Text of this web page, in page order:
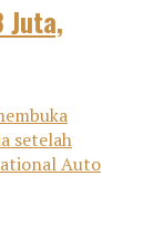
Juta,
setelah
Auto